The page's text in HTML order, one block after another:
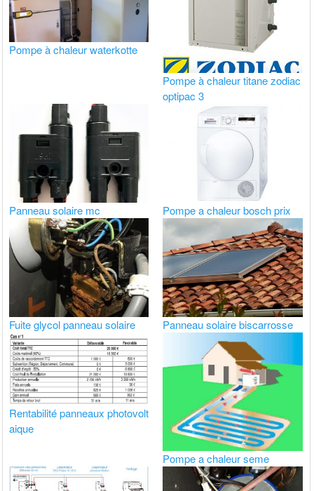
Pompe à chaleur waterkotte
Pompe à chaleur titane zodiac
optipac 3
Panneau solaire mc Pompe a chaleur bosch prix
Fuite glycol panneau solaire Panneau solaire biscarrosse
Rentabilité panneaux photovolt
aique
Pompe a chaleur seme